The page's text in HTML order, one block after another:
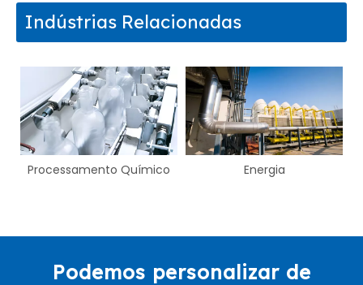
Indústrias Relacionadas
Químico Energia
Podemos personalizar de